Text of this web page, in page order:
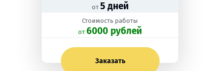
от 5 дней
Стоимость работы
oт 6000 рублей
Заказать